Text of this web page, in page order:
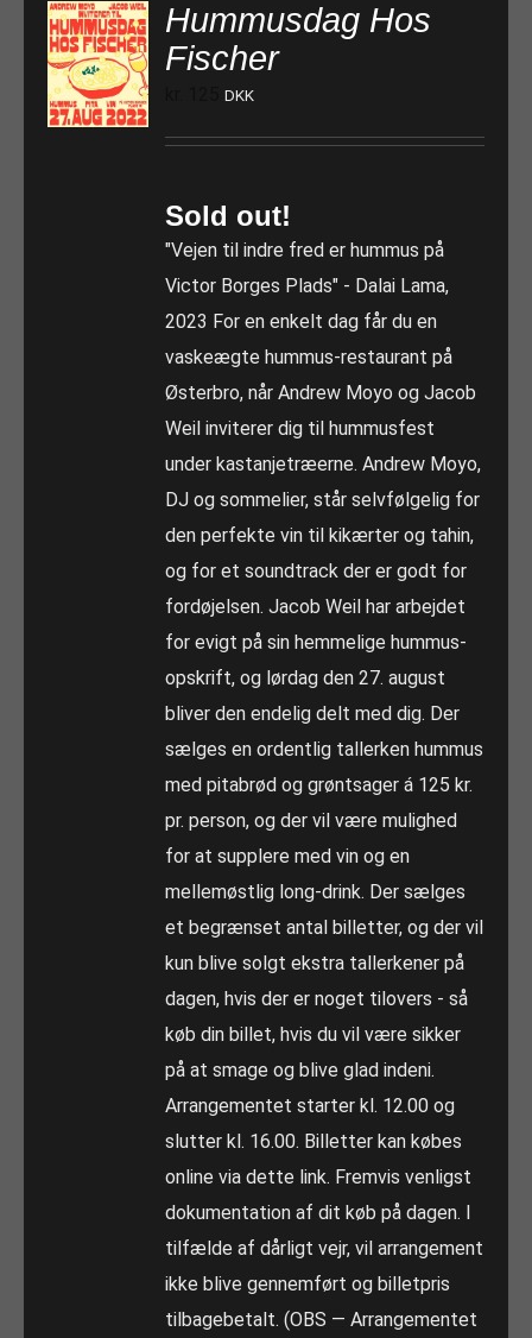
Hummusdag Hos
Fischer
DKK
Sold out!
"Vejen til indre fred er hummus på
Victor Borges Plads" - Dalai Lama,
2023 For en enkelt dag får du en
vaskeægte hummus-restaurant på
Østerbro, når Andrew Moyo og Jacob
Weil inviterer dig til hummusfest
under kastanjetræerne. Andrew Moyo,
DJ og sommelier, står selvfølgelig for
den perfekte vin til kikærter og tahin,
og for et soundtrack der er godt for
fordøjelsen. Jacob Weil har arbejdet
for evigt på sin hemmelige hummus-
opskrift, og lørdag den 27. august
bliver den endelig delt med dig. Der
sælges en ordentlig tallerken hummus
med pitabrød og grøntsager á 125 kr.
pr. person, og der vil være mulighed
for at supplere med vin og en
mellemøstlig long-drink. Der sælges
et begrænset antal billetter, og der vil
kun blive solgt ekstra tallerkener på
dagen, hvis der er noget tilovers - så
køb din billet, hvis du vil være sikker
på at smage og blive glad indeni.
Arrangementet starter kl. 12.00 og
slutter kl. 16.00. Billetter kan købes
online via dette link. Fremvis venligst
dokumentation af dit køb på dagen. I
tilfælde af dårligt vejr, vil arrangement
ikke blive gennemført og billetpris
tilbagebetalt. (OBS — Arrangementet